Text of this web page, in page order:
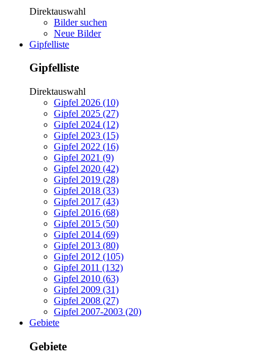
Direktauswahl
Bilder suchen
Neue Bilder
Gipfelliste
Gipfelliste
Direktauswahl
Gipfel 2026 (10)
Gipfel 2025 (27)
Gipfel 2024 (12)
Gipfel 2023 (15)
Gipfel 2022 (16)
Gipfel 2021 (9)
Gipfel 2020 (42)
Gipfel 2019 (28)
Gipfel 2018 (33)
Gipfel 2017 (43)
Gipfel 2016 (68)
Gipfel 2015 (50)
Gipfel 2014 (69)
Gipfel 2013 (80)
Gipfel 2012 (105)
Gipfel 2011 (132)
Gipfel 2010 (63)
Gipfel 2009 (31)
Gipfel 2008 (27)
Gipfel 2007-2003 (20)
Gebiete
Gebiete